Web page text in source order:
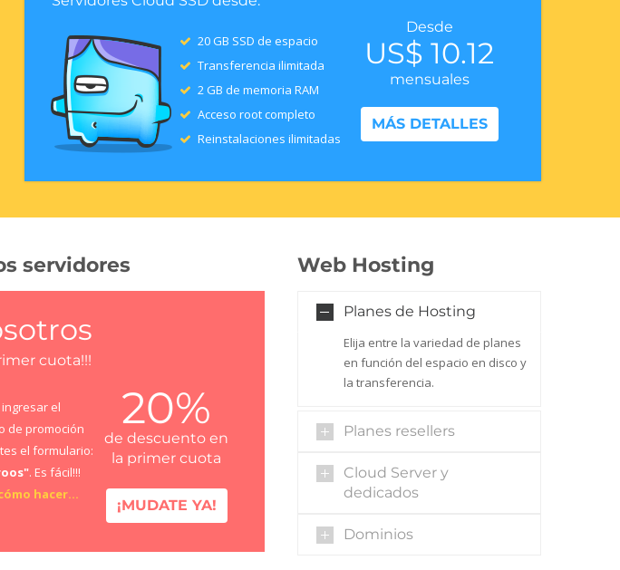
20 GB SSD de espacio
Transferencia ilimitada
2 GB de memoria RAM
Acceso root completo
Reinstalaciones ilimitadas
Desde
US$ 10.12
mensuales
MÁS DETALLES
servidores
cuota!!!
el
de promoción
el formulario:
. Es fácil!!!
hacer...
20%
de descuento en
la primer cuota
¡MUDATE YA!
Web Hosting
Planes de Hosting
Elija entre la variedad de planes
en función del espacio en disco y
la transferencia.
Planes resellers
Cloud Server y
dedicados
Dominios